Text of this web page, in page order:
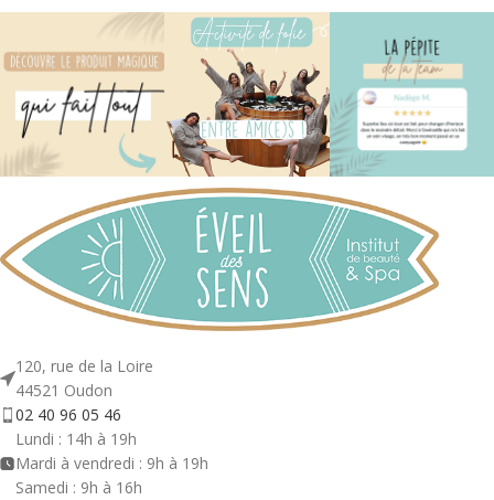
120, rue de la Loire
44521 Oudon
02 40 96 05 46
Lundi : 14h à 19h
Mardi à vendredi : 9h à 19h
Samedi : 9h à 16h